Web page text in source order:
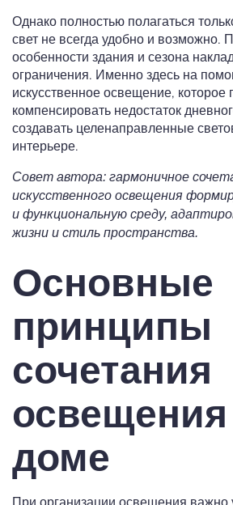
Однако полностью полагаться
свет не всегда удобно и возможно.
особенности здания и сезона
ограничения. Именно здесь на
искусственное освещение, которое
компенсировать недостаток
создавать целенаправленные
интерьере.
Совет автора: гармоничное
искусственного освещения
и функциональную среду,
жизни и стиль пространства.
Основные
принципы
сочетания
доме